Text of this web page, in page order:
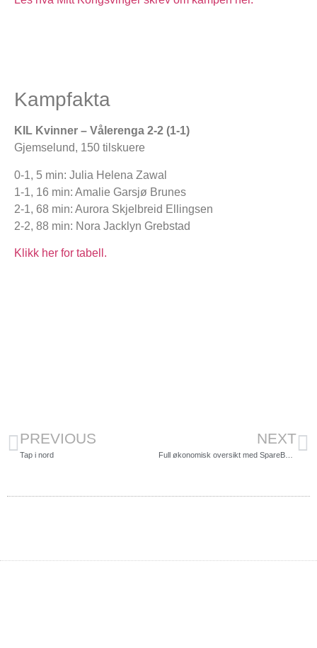
Kampfakta
KIL Kvinner – Vålerenga 2-2 (1-1)
Gjemselund, 150 tilskuere
0-1, 5 min: Julia Helena Zawal
1-1, 16 min: Amalie Garsjø Brunes
2-1, 68 min: Aurora Skjelbreid Ellingsen
2-2, 88 min: Nora Jacklyn Grebstad
Klikk her for tabell.
PREVIOUS
Tap i nord
NEXT
Full økonomisk oversikt med SpareBank 1 mobilbank